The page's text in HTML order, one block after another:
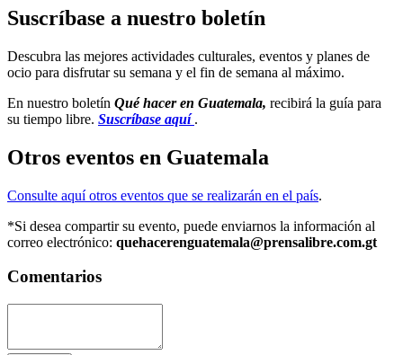
Suscríbase a nuestro boletín
Descubra las mejores actividades culturales, eventos y planes de
ocio para disfrutar su semana y el fin de semana al máximo.
En nuestro boletín Qué hacer en Guatemala, recibirá la guía para
su tiempo libre. Suscríbase aquí.
Otros eventos en Guatemala
Consulte aquí otros eventos que se realizarán en el país.
*Si desea compartir su evento, puede enviarnos la información al
correo electrónico: quehacerenguatemala@prensalibre.com.gt
Comentarios